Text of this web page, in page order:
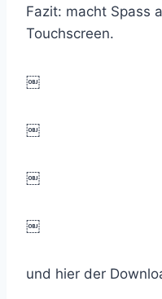
Fazit: macht Spass
Touchscreen.
￼
￼
￼
￼
und hier der